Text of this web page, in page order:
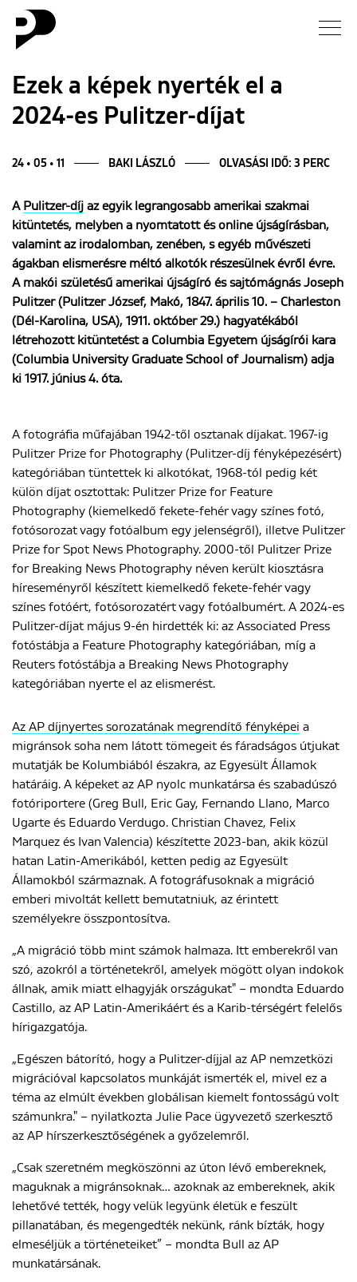
Galéria
Interjú
Esszé
Blog
Rólunk
Ezek a képek nyerték el a
2024-es Pulitzer-díjat
24 • 05 • 11 BAKI LÁSZLÓ OLVASÁSI IDŐ: 3 PERC
A Pulitzer-díj az egyik legrangosabb amerikai szakmai
kitüntetés, melyben a nyomtatott és online újságírásban,
valamint az irodalomban, zenében, s egyéb művészeti
ágakban elismerésre méltó alkotók részesülnek évről évre.
A makói születésű amerikai újságíró és sajtómágnás Joseph
Pulitzer (Pulitzer József, Makó, 1847. április 10. – Charleston
(Dél-Karolina, USA), 1911. október 29.) hagyatékából
létrehozott kitüntetést a Columbia Egyetem újságírói kara
(Columbia University Graduate School of Journalism) adja
ki 1917. június 4. óta.
A fotográfia műfajában 1942-től osztanak díjakat. 1967-ig
Pulitzer Prize for Photography (Pulitzer-díj fényképezésért)
kategóriában tüntettek ki alkotókat, 1968-tól pedig két
külön díjat osztottak: Pulitzer Prize for Feature
Photography (kiemelkedő fekete-fehér vagy színes fotó,
fotósorozat vagy fotóalbum egy jelenségről), illetve Pulitzer
Prize for Spot News Photography. 2000-től Pulitzer Prize
for Breaking News Photography néven került kiosztásra
híreseményről készített kiemelkedő fekete-fehér vagy
színes fotóért, fotósorozatért vagy fotóalbumért. A 2024-es
Pulitzer-díjat május 9-én hirdették ki: az Associated Press
fotóstábja a Feature Photography kategóriában, míg a
Reuters fotóstábja a Breaking News Photography
kategóriában nyerte el az elismerést.
Az AP díjnyertes sorozatának megrendítő fényképei a
migránsok soha nem látott tömegeit és fáradságos útjukat
mutatják be Kolumbiából északra, az Egyesült Államok
határáig. A képeket az AP nyolc munkatársa és szabadúszó
fotóriportere (Greg Bull, Eric Gay, Fernando Llano, Marco
Ugarte és Eduardo Verdugo. Christian Chavez, Felix
Marquez és Ivan Valencia) készítette 2023-ban, akik közül
hatan Latin-Amerikából, ketten pedig az Egyesült
Államokból származnak. A fotográfusoknak a migráció
emberi mivoltát kellett bemutatniuk, az érintett
személyekre összpontosítva.
„A migráció több mint számok halmaza. Itt emberekről van
szó, azokról a történetekről, amelyek mögött olyan indokok
állnak, amik miatt elhagyják országukat" – mondta Eduardo
Castillo, az AP Latin-Amerikáért és a Karib-térségért felelős
hírigazgatója.
„Egészen bátorító, hogy a Pulitzer-díjjal az AP nemzetközi
migrációval kapcsolatos munkáját ismerték el, mivel ez a
téma az elmúlt években globálisan kiemelt fontosságú volt
számunkra." – nyilatkozta Julie Pace ügyvezető szerkesztő
az AP hírszerkesztőségének a győzelemről.
„Csak szeretném megköszönni az úton lévő embereknek,
maguknak a migránsoknak… azoknak az embereknek, akik
lehetővé tették, hogy velük legyünk életük e feszült
pillanatában, és megengedték nekünk, ránk bízták, hogy
elmeséljük a történeteiket” – mondta Bull az AP
munkatársának.